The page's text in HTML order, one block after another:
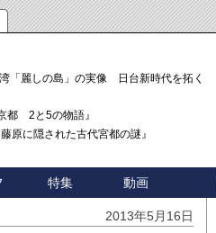
「麗しの島」の実像 日台新時代を拓く「3
都 2と5の物語』
原に隠された古代宮都の謎』
特集 動画
2013年5月16日